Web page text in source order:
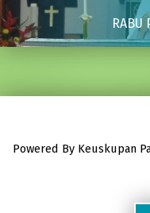
RABU
Powered By Keuskupan